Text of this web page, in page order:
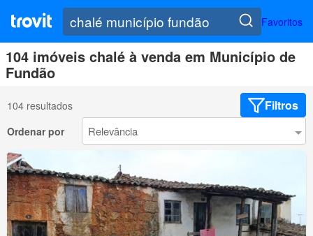
Favoritos
104 imóveis chalé à venda em Município de
Fundão
104 resultados Filtros
Ordenar por